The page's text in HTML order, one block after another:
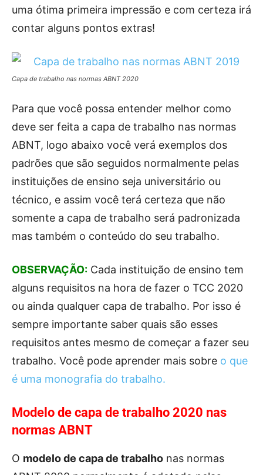
uma ótima primeira impressão e com certeza irá
contar alguns pontos extras!
Capa de trabalho nas normas ABNT 2020
Para que você possa entender melhor como
deve ser feita a capa de trabalho nas normas
ABNT, logo abaixo você verá exemplos dos
padrões que são seguidos normalmente pelas
instituições de ensino seja universitário ou
técnico, e assim você terá certeza que não
somente a capa de trabalho será padronizada
mas também o conteúdo do seu trabalho.
OBSERVAÇÃO: Cada instituição de ensino tem
alguns requisitos na hora de fazer o TCC 2020
ou ainda qualquer capa de trabalho. Por isso é
sempre importante saber quais são esses
requisitos antes mesmo de começar a fazer seu
trabalho. Você pode aprender mais sobre o que
é uma monografia do trabalho.
Modelo de capa de trabalho 2020 nas
normas ABNT
O modelo de capa de trabalho nas normas